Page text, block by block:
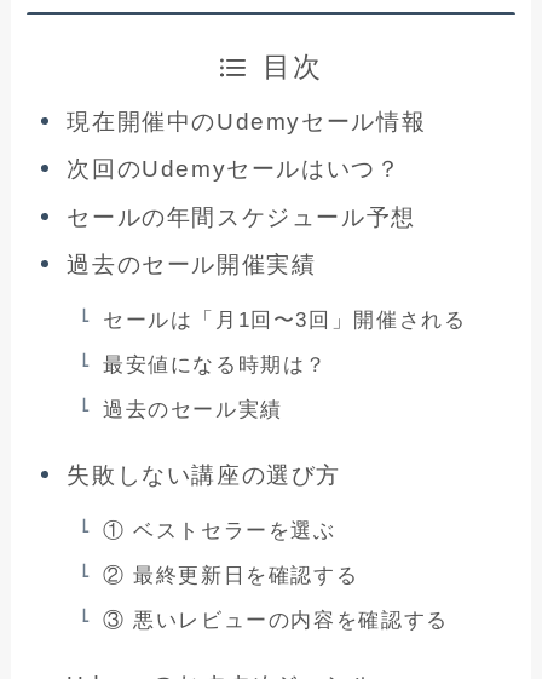
目次
現在開催中のUdemyセール情報
次回のUdemyセールはいつ？
セールの年間スケジュール予想
過去のセール開催実績
セールは「月1回〜3回」開催される
最安値になる時期は？
過去のセール実績
失敗しない講座の選び方
① ベストセラーを選ぶ
② 最終更新日を確認する
③ 悪いレビューの内容を確認する